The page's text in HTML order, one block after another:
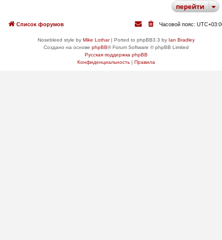
перейти
Список форумов Часовой пояс:
Nosebleed style by Mike Lothar| Ported to phpBB3.3 by Ian Bradley
Создано на основе phpBB® Forum Software © phpBB Limited
Русская поддержка phpBB
Конфиденциальность| Правила